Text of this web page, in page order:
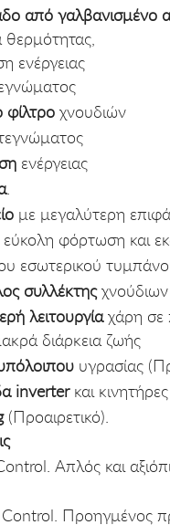
από γαλβανισμένο
ενέργειας
φίλτρο χνουδιών
ενέργειας
.
με μεγαλύτερη
εύκολη φόρτωση και
εσωτερικού
συλλέκτης
λειτουργίαχάρη σε
διάρκεια ζωής
υγρασίας
inverter και
(Προαιρετικό).
Απλός και
Προηγμένος